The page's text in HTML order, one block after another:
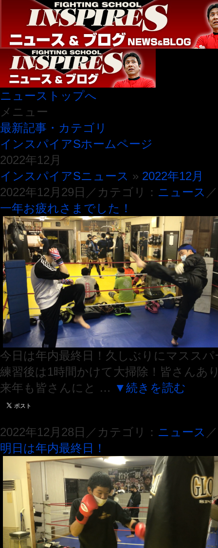
ニューストップへ
メニュー
最新記事・カテゴリ
インスパイアSホームページ
2022年12月
インスパイアSニュース » 2022年12月
2022年12月29日／カテゴリ： ニュース ／
一年お疲れさまでした！
今日は年内最終日！久しぶりにマスス
練習後は1時間かけて大掃除！皆さんあ
来年も皆さんにと … ▼続きを読む
2022年12月28日／カテゴリ： ニュース ／
明日は年内最終日！